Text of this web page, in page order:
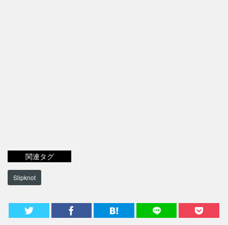
関連タグ
Slipknot